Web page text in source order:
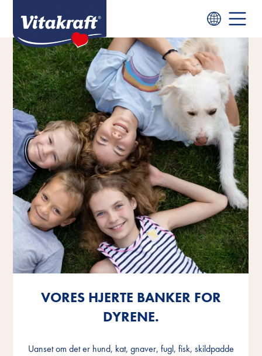
VORES HJERTE BANKER FOR
DYRENE.
Uanset om det er hund, kat, gnaver, fugl, fisk, skildpadde
VORES HJERTE BANKER FOR
DYRENE.
Uanset om det er hund, kat, gnaver, fugl, fisk, skildpadde
VORES HJERTE BANKER FOR
DYRENE.
Uanset om det er hund, kat, gnaver, fugl, fisk, skildpadde